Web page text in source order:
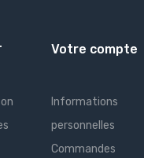
Votre compte
Informations
personnelles
Commandes